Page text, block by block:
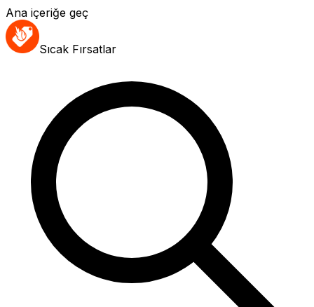
Ana içeriğe geç
Sıcak Fırsatlar